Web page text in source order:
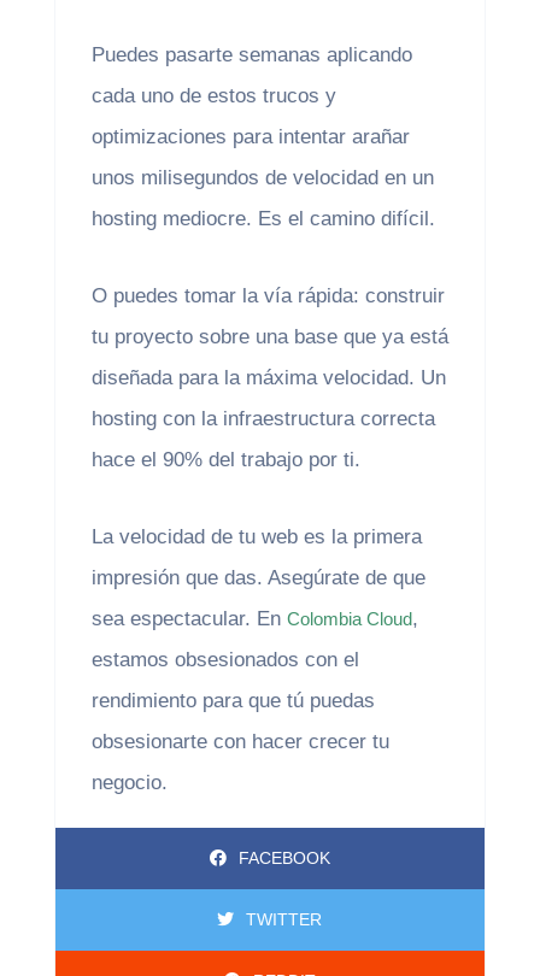
Puedes pasarte semanas aplicando
cada uno de estos trucos y
optimizaciones para intentar arañar
unos milisegundos de velocidad en un
hosting mediocre. Es el camino difícil.
O puedes tomar la vía rápida: construir
tu proyecto sobre una base que ya está
diseñada para la máxima velocidad. Un
hosting con la infraestructura correcta
hace el 90% del trabajo por ti.
La velocidad de tu web es la primera
impresión que das. Asegúrate de que
sea espectacular. En Colombia Cloud,
estamos obsesionados con el
rendimiento para que tú puedas
obsesionarte con hacer crecer tu
negocio.
FACEBOOK
TWITTER